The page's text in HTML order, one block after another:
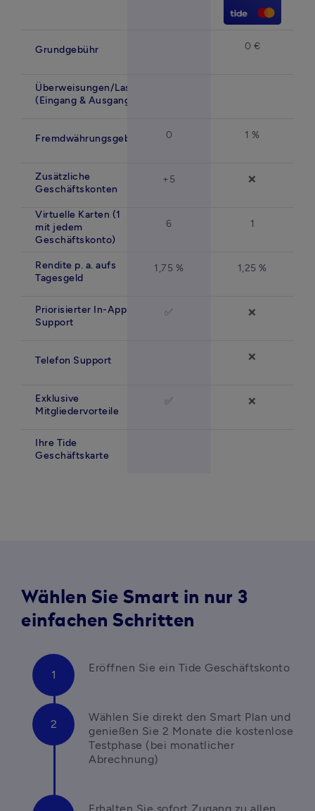
Grundgebühr 0 €
Überweisungen/Lastschriften
(Eingang & Ausgang)
Fremdwährungsgebühr 0 1 %
Zusätzliche
Geschäftskonten
+5 ❌
Virtuelle Karten (1
mit jedem
Geschäftskonto)
6 1
Rendite p. a. aufs
Tagesgeld
1,75 % 1,25 %
Priorisierter In-App
Support
✅ ❌
Telefon Support ❌
Exklusive
Mitgliedervorteile
✅ ❌
Ihre Tide
Geschäftskarte
Wählen Sie Smart in nur 3
einfachen Schritten
Eröffnen Sie ein Tide Geschäftskonto
Wählen Sie direkt den Smart Plan und
genießen Sie 2 Monate die kostenlose
Testphase (bei monatlicher
Abrechnung)
Erhalten Sie sofort Zugang zu allen